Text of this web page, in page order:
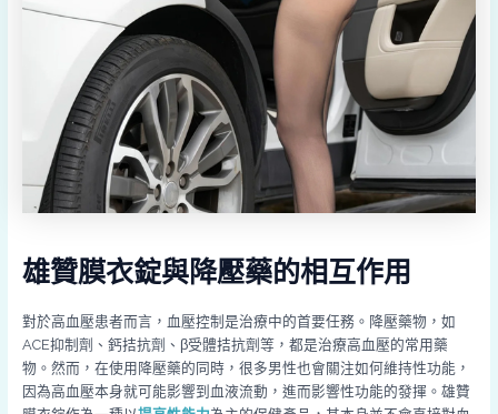
雄贊膜衣錠與降壓藥的相互作用
對於高血壓患者而言，血壓控制是治療中的首要任務。降壓藥物，如
ACE抑制劑、鈣拮抗劑、β受體拮抗劑等，都是治療高血壓的常用藥
物。然而，在使用降壓藥的同時，很多男性也會關注如何維持性功能，
因為高血壓本身就可能影響到血液流動，進而影響性功能的發揮。雄贊